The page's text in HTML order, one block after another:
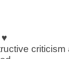
criticism